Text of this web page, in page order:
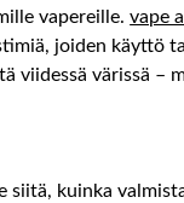
vapereille.vape
joiden käyttö
viidessä värissä –
siitä, kuinka